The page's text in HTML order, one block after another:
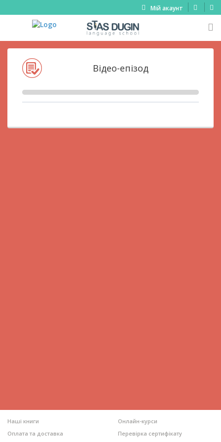
Мій акаунт
Відео-епізод
Наші книги
Онлайн-курси
Оплата та доставка
Перевірка сертифікату